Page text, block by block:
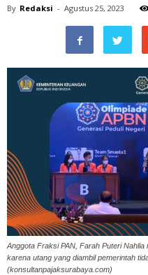
By Redaksi - Agustus 25, 2023
Anggota Fraksi PAN, Farah Puteri
karena utang yang diambil pemerintah
(konsultanpajaksurabaya.com)